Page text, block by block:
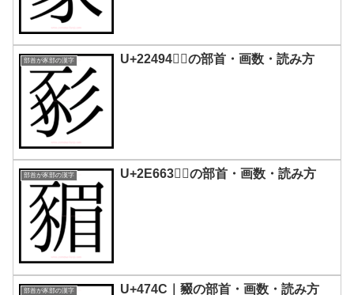
部首が豕部の漢字 U+22494｜𢒔の部首・画数・読み方
部首が豕部の漢字 U+2E663｜𮙣の部首・画数・読み方
部首が豕部の漢字 U+474C｜䝌の部首・画数・読み方